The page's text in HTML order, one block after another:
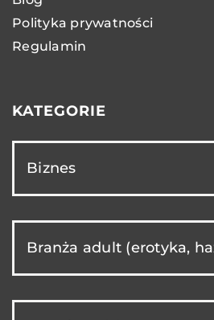
Polityka prywatności
Regulamin
KATEGORIE
Biznes
Branża adult (erotyka,